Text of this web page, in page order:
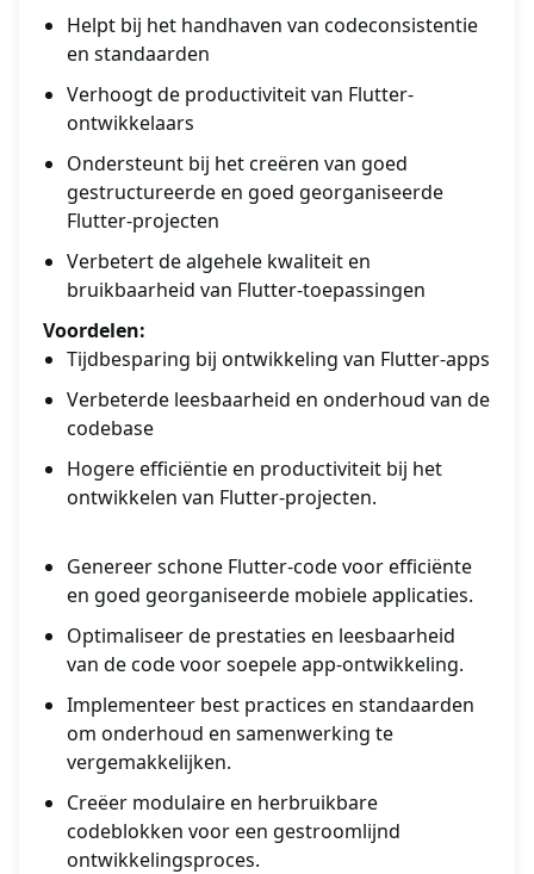
Helpt bij het handhaven van codeconsistentie
en standaarden
Verhoogt de productiviteit van Flutter-
ontwikkelaars
Ondersteunt bij het creëren van goed
gestructureerde en goed georganiseerde
Flutter-projecten
Verbetert de algehele kwaliteit en
bruikbaarheid van Flutter-toepassingen
Voordelen:
Tijdbesparing bij ontwikkeling van Flutter-apps
Verbeterde leesbaarheid en onderhoud van de
codebase
Hogere efficiëntie en productiviteit bij het
ontwikkelen van Flutter-projecten.
Genereer schone Flutter-code voor efficiënte
en goed georganiseerde mobiele applicaties.
Optimaliseer de prestaties en leesbaarheid
van de code voor soepele app-ontwikkeling.
Implementeer best practices en standaarden
om onderhoud en samenwerking te
vergemakkelijken.
Creëer modulaire en herbruikbare
codeblokken voor een gestroomlijnd
ontwikkelingsproces.